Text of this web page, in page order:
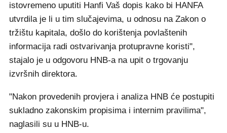
istovremeno uputiti Hanfi Vaš dopis kako bi HANFA
utvrdila je li u tim slučajevima, u odnosu na Zakon o
tržištu kapitala, došlo do korištenja povlaštenih
informacija radi ostvarivanja protupravne koristi",
stajalo je u odgovoru HNB-a na upit o trgovanju
izvršnih direktora.
"Nakon provedenih provjera i analiza HNB će postupiti
sukladno zakonskim propisima i internim pravilima",
naglasili su u HNB-u.